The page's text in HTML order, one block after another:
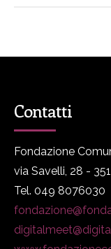
Contatti
Fondazione
via Savelli, 28 -
Tel. 049 8076030